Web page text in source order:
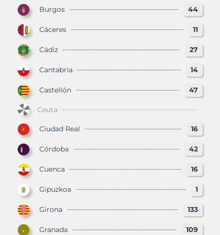
Burgos 44
Cáceres 11
Cádiz 27
Cantabria 14
Castellón 47
Ceuta
Ciudad Real 16
Córdoba 42
Cuenca 16
Gipuzkoa 1
Girona 133
Granada 109